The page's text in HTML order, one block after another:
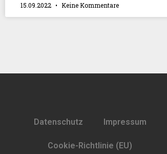
15.09.2022 Keine Kommentare
Datenschutz Impressum
Cookie-Richtlinie (EU)